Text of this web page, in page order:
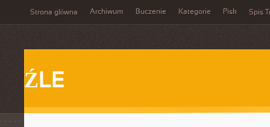
Strona główna Archiwum Buczenie Kategorie Pisk Spis
ŹLE